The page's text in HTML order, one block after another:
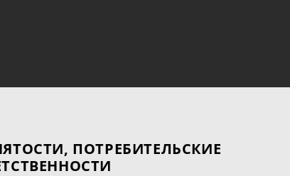
ПОТРЕБИТЕЛЬСКИЕ